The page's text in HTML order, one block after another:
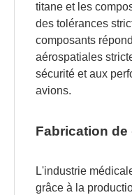
titane et les
des tolérances
composants
aérospatiales
sécurité et aux
avions.
Fabrication
L'industrie
grâce à la